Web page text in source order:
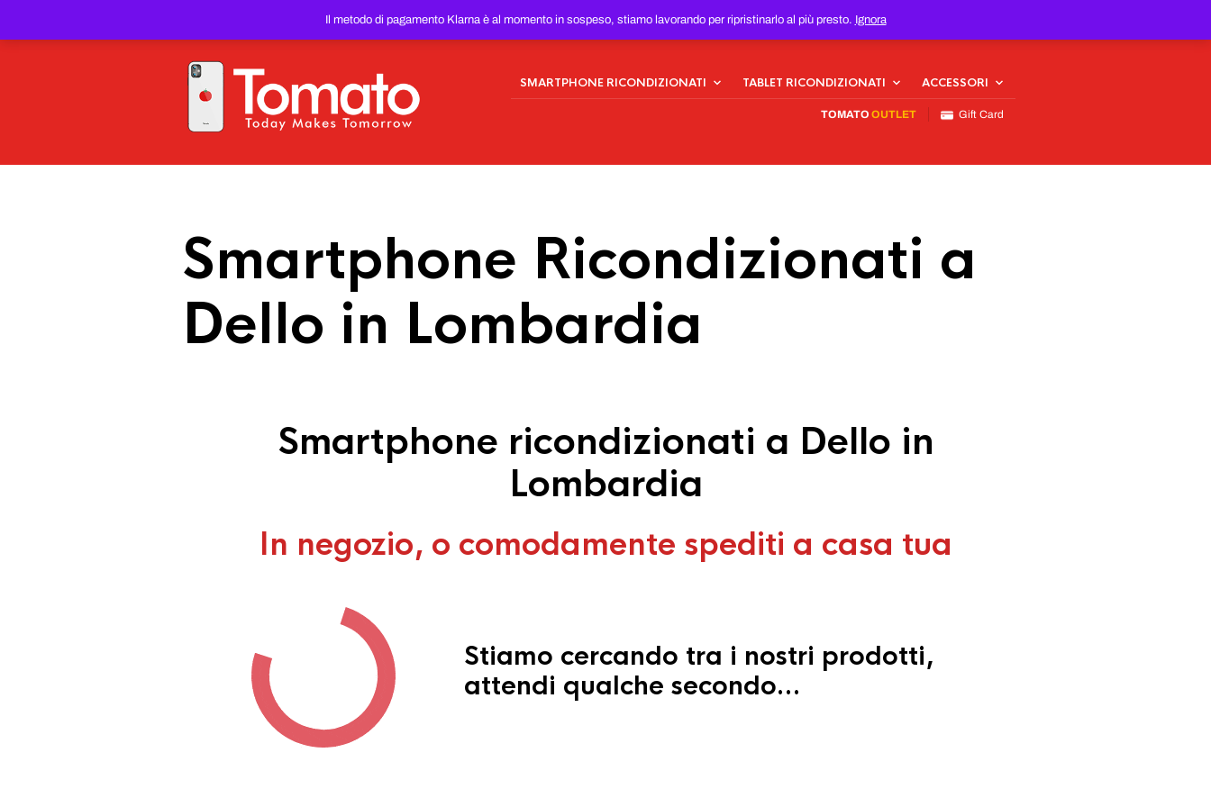
Il metodo di pagamento Klarna è al momento in sospeso, stiamo lavorando per ripristinarlo al più presto. Ignora
PREZZO DEL WEB!
SMARTPHONE RICONDIZIONATI TABLET RICONDIZIONATI ACCESSORI
TOMATO OUTLET Gift Card
Smartphone Ricondizionati a
Dello in Lombardia
Smartphone ricondizionati a Dello in
Lombardia
In negozio, o comodamente spediti a casa tua
Stiamo cercando tra i nostri prodotti,
attendi qualche secondo…